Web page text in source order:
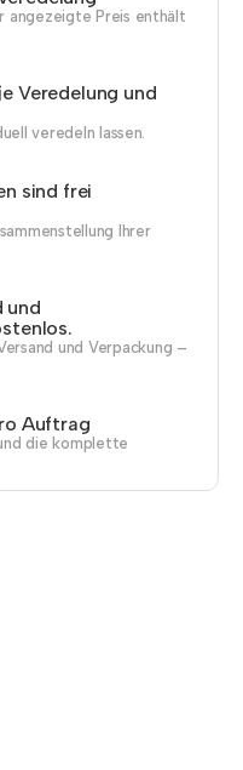
angezeigte Preis enthält
Veredelung und
veredeln lassen.
sind frei
Ihrer
und
und Verpackung –
Auftrag
die komplette